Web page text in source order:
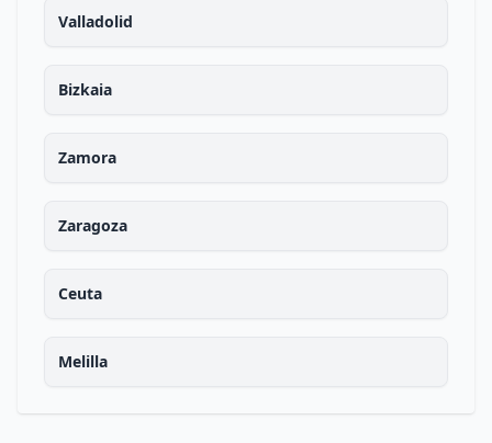
Valladolid
Bizkaia
Zamora
Zaragoza
Ceuta
Melilla